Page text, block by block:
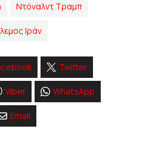
Ντόναλντ Τραμπ
Ιράν
Twitter
Viber WhatsApp
Email